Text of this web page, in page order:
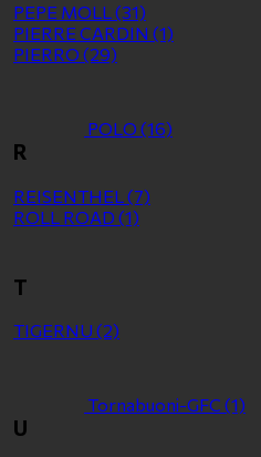
PEPE MOLL(31)
PIERRE CARDIN (1)
PIERRO (29)
POLO (16)
R
REISENTHEL(7)
ROLL ROAD (1)
T
TIGERNU (2)
Tornabuoni-GFC (1)
U